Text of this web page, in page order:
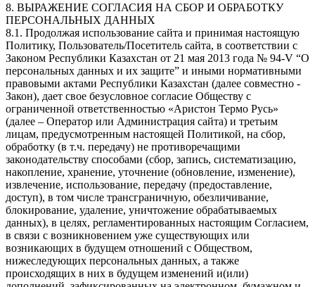
8. ВЫРАЖЕНИЕ СОГЛАСИЯ НА СБОР И ОБРАБОТКУ
ПЕРСОНАЛЬНЫХ ДАННЫХ
8.1. Продолжая использование сайта и принимая настоящую
Политику, Пользователь/Посетитель сайта, в соответствии с
Законом Республики Казахстан от 21 мая 2013 года № 94-V “О
персональных данных и их защите” и иными нормативными
правовыми актами Республики Казахстан (далее совместно -
Закон), дает свое безусловное согласие Обществу с
ограниченной ответственностью «Аристон Термо Русь»
(далее – Оператор или Администрация сайта) и третьим
лицам, предусмотренным настоящей Политикой, на сбор,
обработку (в т.ч. передачу) не противоречащими
законодательству способами (сбор, запись, систематизацию,
накопление, хранение, уточнение (обновление, изменение),
извлечение, использование, передачу (предоставление,
доступ), в том числе трансграничную, обезличивание,
блокирование, удаление, уничтожение обрабатываемых
данных), в целях, регламентированных настоящим Согласием,
в связи с возникновением уже существующих или
возникающих в будущем отношений с Обществом,
нижеследующих персональных данных, а также
происходящих в них в будущем изменений и(или)